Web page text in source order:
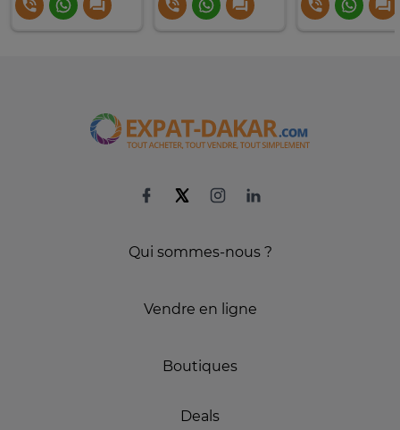
Qui sommes-nous ?
Vendre en ligne
Boutiques
Deals